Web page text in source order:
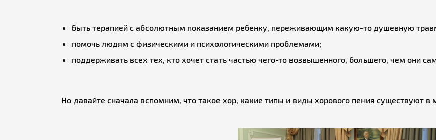
быть терапией с абсолютным показанием ребенку, переживающим какую-то душевную
помочь людям с физическими и психологическими проблемами;
поддерживать всех тех, кто хочет стать частью чего-то возвышенного, большего, чем они
Но давайте сначала вспомним, что такое хор, какие типы и виды хорового пения существуют